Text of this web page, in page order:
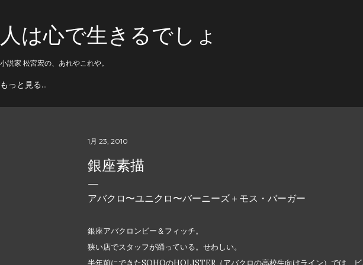
人は心で生きるでしょ
小説家 松宮宏の、あれやこれや。
もっと見る…
1月 23, 2010
銀座素描
アバクロ〜ユニクロ〜バーニーズ＋モス・バーガー
銀座アバクロンビー＆フィッチ。
狭い店でスタッフが踊っている。せわしい。
半年前にできたSOHOのHOLISTER（アバクロの高校生向けライン）では、